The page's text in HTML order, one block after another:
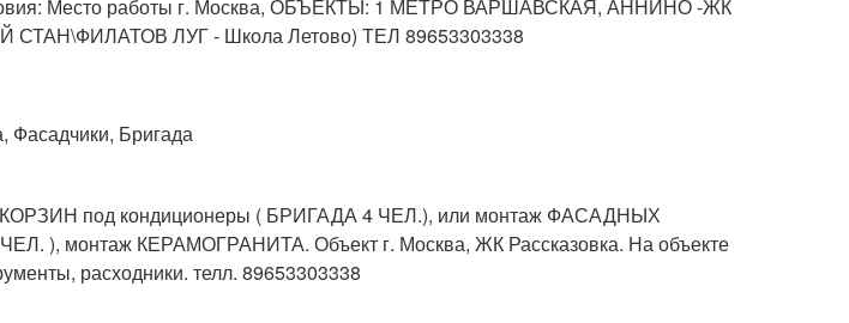
Место работы г. Москва, ОБЪЕКТЫ: 1 МЕТРО ВАРШАВСКАЯ, АННИНО -ЖК
ЛУГ - Школа Летово) ТЕЛ 89653303338
Фасадчики, Бригада
КОРЗИН под кондиционеры ( БРИГАДА 4 ЧЕЛ.), или монтаж ФАСАДНЫХ
), монтаж КЕРАМОГРАНИТА. Объект г. Москва, ЖК Рассказовка. На объекте
расходники. телл. 89653303338